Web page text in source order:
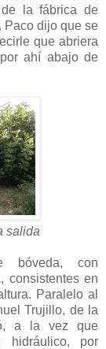
de la fábrica de
Paco dijo que se
que abriera
ahí abajo de
salida
bóveda, con
consistentes en
Paralelo al
Trujillo, de la
a la vez que
hidráulico, por